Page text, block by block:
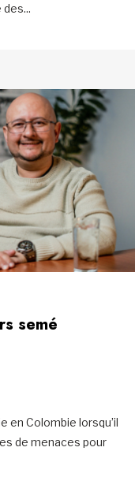
semé
en Colombie lorsqu’il
de menaces pour